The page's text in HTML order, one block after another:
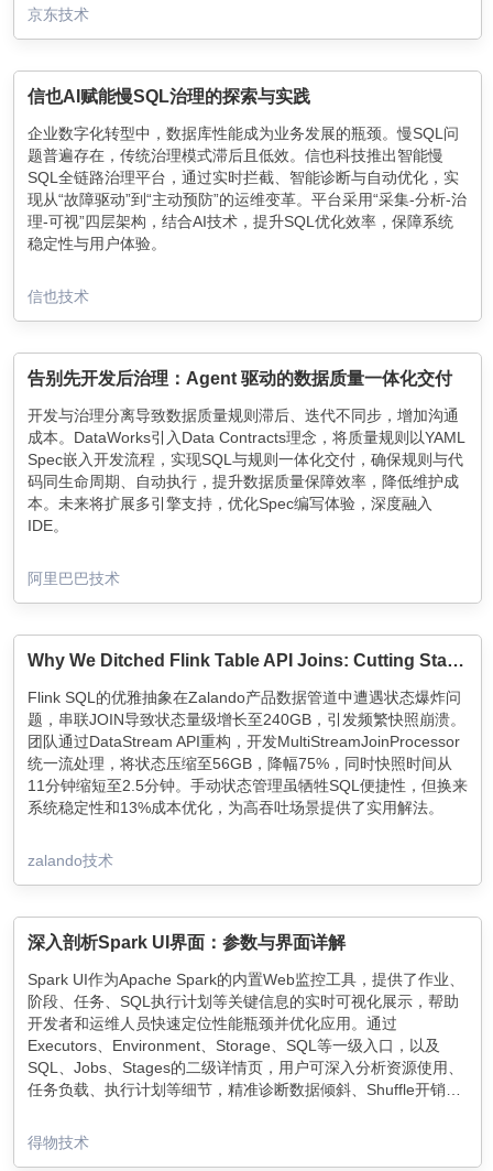
京东技术
信也AI赋能慢SQL治理的探索与实践
企业数字化转型中，数据库性能成为业务发展的瓶颈。慢SQL问
题普遍存在，传统治理模式滞后且低效。信也科技推出智能慢
SQL全链路治理平台，通过实时拦截、智能诊断与自动优化，实
现从“故障驱动”到“主动预防”的运维变革。平台采用“采集-分析-治
理-可视”四层架构，结合AI技术，提升SQL优化效率，保障系统
稳定性与用户体验。
信也技术
告别先开发后治理：Agent 驱动的数据质量一体化交付
开发与治理分离导致数据质量规则滞后、迭代不同步，增加沟通
成本。DataWorks引入Data Contracts理念，将质量规则以YAML
Spec嵌入开发流程，实现SQL与规则一体化交付，确保规则与代
码同生命周期、自动执行，提升数据质量保障效率，降低维护成
本。未来将扩展多引擎支持，优化Spec编写体验，深度融入
IDE。
阿里巴巴技术
Why We Ditched Flink Table API Joins: Cutting State by 75% with DataStream Unions
Flink SQL的优雅抽象在Zalando产品数据管道中遭遇状态爆炸问
题，串联JOIN导致状态量级增长至240GB，引发频繁快照崩溃。
团队通过DataStream API重构，开发MultiStreamJoinProcessor
统一流处理，将状态压缩至56GB，降幅75%，同时快照时间从
11分钟缩短至2.5分钟。手动状态管理虽牺牲SQL便捷性，但换来
系统稳定性和13%成本优化，为高吞吐场景提供了实用解法。
zalando技术
深入剖析Spark UI界面：参数与界面详解
Spark UI作为Apache Spark的内置Web监控工具，提供了作业、
阶段、任务、SQL执行计划等关键信息的实时可视化展示，帮助
开发者和运维人员快速定位性能瓶颈并优化应用。通过
Executors、Environment、Storage、SQL等一级入口，以及
SQL、Jobs、Stages的二级详情页，用户可深入分析资源使用、
任务负载、执行计划等细节，精准诊断数据倾斜、Shuffle开销等
得物技术